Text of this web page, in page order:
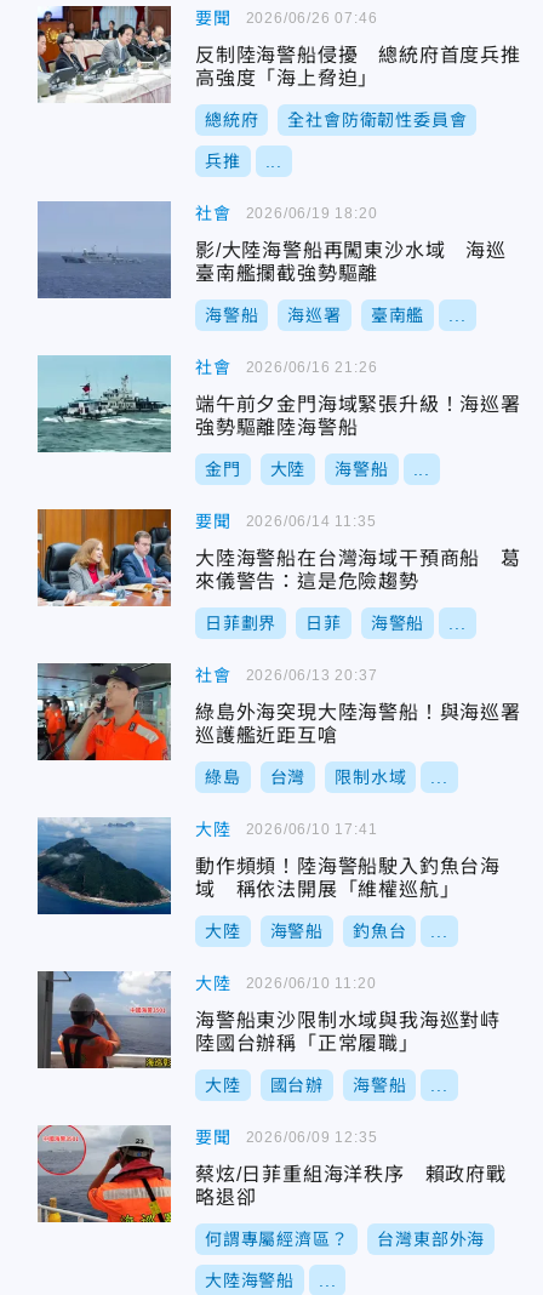
要聞
反制陸海警船侵擾 總統府首度兵推
高強度「海上脅迫」
總統府 全社會防衛韌性委員會
兵推
2026/06/26 07:46
社會
影/大陸海警船再闖東沙水域 海巡
臺南艦攔截強勢驅離
海警船 海巡署 臺南艦
2026/06/19 18:20
社會
端午前夕金門海域緊張升級！海巡署
強勢驅離陸海警船
金門 大陸 海警船
2026/06/16 21:26
要聞
大陸海警船在台灣海域干預商船 葛
來儀警告：這是危險趨勢
日菲劃界 日菲 海警船
2026/06/14 11:35
社會
綠島外海突現大陸海警船！與海巡署
巡護艦近距互嗆
綠島 台灣 限制水域
2026/06/13 20:37
大陸
動作頻頻！陸海警船駛入釣魚台海
域 稱依法開展「維權巡航」
大陸 海警船 釣魚台
2026/06/10 17:41
大陸
海警船東沙限制水域與我海巡對峙
陸國台辦稱「正常履職」
大陸 國台辦 海警船
2026/06/10 11:20
要聞
蔡炫/日菲重組海洋秩序 賴政府戰
略退卻
何謂專屬經濟區？ 台灣東部外海
大陸海警船
2026/06/09 12:35